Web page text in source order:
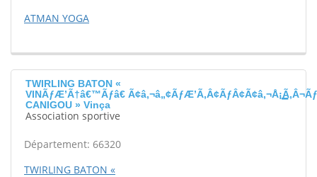
ATMAN YOGA
TWIRLING BATON «
VINÃƒÆ’Ã†â€™Ãƒâ€
CANIGOU » Vinça
Association sportive
Département: 66320
TWIRLING BATON «